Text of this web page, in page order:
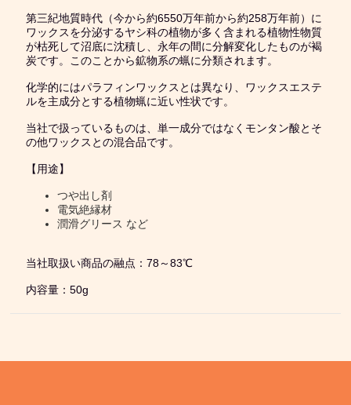
第三紀地質時代（今から約6550万年前から約258万年前）に
ワックスを分泌するヤシ科の植物が多く含まれる植物性物質
が枯死して沼底に沈積し、永年の間に分解変化したものが褐
炭です。このことから鉱物系の蝋に分類されます。
化学的にはパラフィンワックスとは異なり、ワックスエステ
ルを主成分とする植物蝋に近い性状です。
当社で扱っているものは、単一成分ではなくモンタン酸とそ
の他ワックスとの混合品です。
【用途】
つや出し剤
電気絶縁材
潤滑グリース など
当社取扱い商品の融点：78～83℃
内容量：50g